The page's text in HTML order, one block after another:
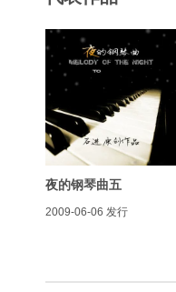
夜的钢琴曲五
2009-06-06 发行